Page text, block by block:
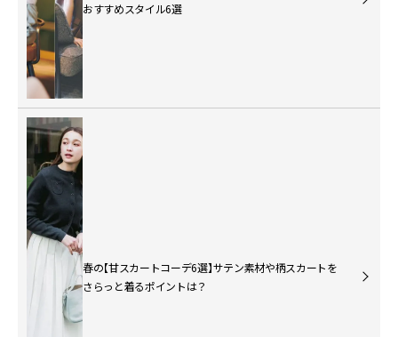
おすすめスタイル6選
春の【甘スカートコーデ6選】サテン素材や柄スカートを
さらっと着るポイントは？